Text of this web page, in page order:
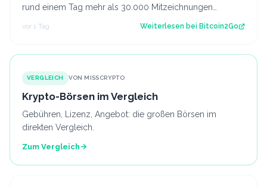
rund einem Tag mehr als 30.000 Mitzeichnungen
vor 1 Tag Weiterlesen bei Bitcoin2Go
VERGLEICH VON MISSCRYPTO
Krypto-Börsen im Vergleich
Gebühren, Lizenz, Angebot: die großen Börsen im
direkten Vergleich.
Zum Vergleich